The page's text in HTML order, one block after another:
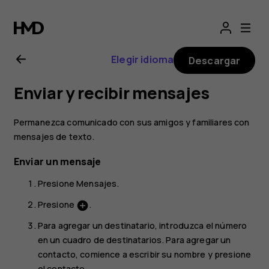
Manual
del
usuario
de
Nokia
2.1
Elegir idioma Descargar
Enviar y recibir mensajes
Permanezca comunicado con sus amigos y familiares con
mensajes de texto.
Enviar un mensaje
PresioneMensajes.
Presione add_circle.
Para agregar un destinatario, introduzca el número
en un cuadro de destinatarios. Para agregar un
contacto, comience a escribir su nombre y presione